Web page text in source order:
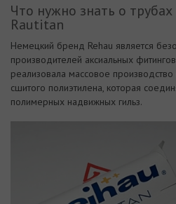
Что нужно знать о
Rautitan
Немецкий бренд Rehau является
производителей аксиальных
реализовала массовое производство
сшитого полиэтилена, которая
полимерных надвижных гильз.